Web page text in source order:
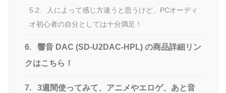
5.2.
人によって感じ方違うと思うけど、PCオーディ
オ初心者の自分としては十分満足！
6.
響音 DAC (SD-U2DAC-HPL) の商品詳細リン
クはこちら！
7.
3週間使ってみて、アニメやエロゲ、あと音